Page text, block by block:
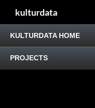
kulturdata
KULTURDATA HOME
PROJECTS